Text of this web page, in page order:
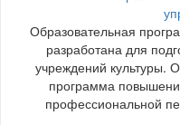
Образовательная
разработана для
учреждений культуры.
программа
профессиональной